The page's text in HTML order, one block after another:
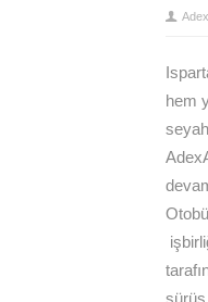
hem
sürüş